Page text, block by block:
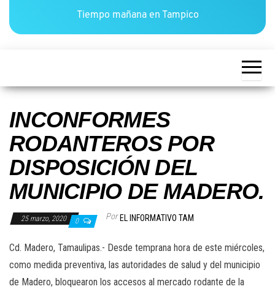
Tiempo mañana en Tampico
INCONFORMES
RODANTEROS POR
DISPOSICIÓN DEL
MUNICIPIO DE MADERO.
25 marzo, 2020 0 Por EL INFORMATIVO TAM
Cd. Madero, Tamaulipas.- Desde temprana hora de este miércoles,
como medida preventiva, las autoridades de salud y del municipio
de Madero, bloquearon los accesos al mercado rodante de la